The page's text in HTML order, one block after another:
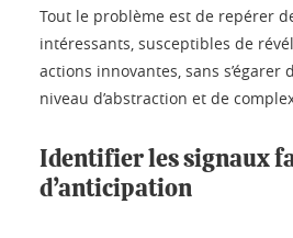
Tout le problème est de repérer
intéressants, susceptibles de
actions innovantes, sans
niveau d’abstraction et de
Identifier les signaux
d’anticipation